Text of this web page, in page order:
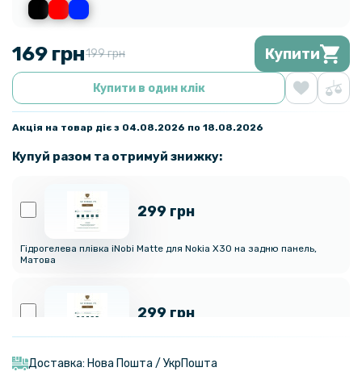
169 грн199 грн Купити
Купити в один клік
Акція на товар діє з 04.08.2026 по 18.08.2026
Купуй разом та отримуй знижку:
299 грн
Гідрогелева плівка iNobi Matte для Nokia X30 на задню панель,
Матова
299 грн
Доставка: Нова Пошта / УкрПошта